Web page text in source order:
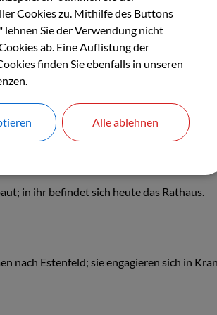
und die Kartause verlieren auch hier
in ihr befindet sich heute das Rathaus.
nach Estenfeld; sie engagieren sich in
Cookies zu. Mithilfe des Buttons
lehnen Sie der Verwendung nicht
ab. Eine Auflistung der
finden Sie ebenfalls in unseren
Alle ablehnen